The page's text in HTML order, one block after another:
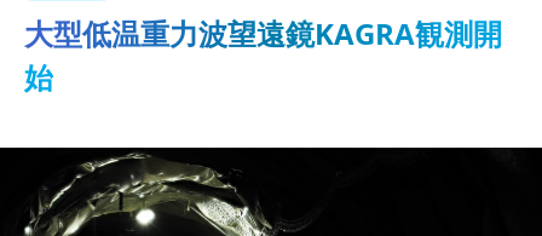
大型低温重力波望遠鏡KAGRA観測開
始